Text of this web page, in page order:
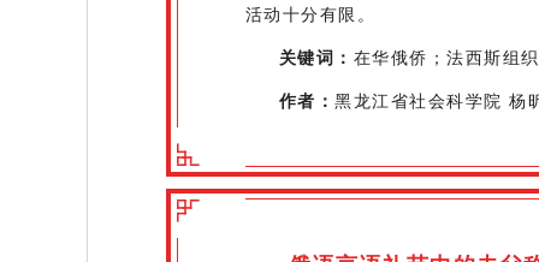
活动十分有限。
关键词： 在华俄侨；法西斯组
作者：黑龙江省社会科学院 杨